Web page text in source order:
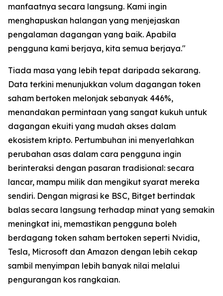
manfaatnya secara langsung. Kami ingin
menghapuskan halangan yang menjejaskan
pengalaman dagangan yang baik. Apabila
pengguna kami berjaya, kita semua berjaya."
Tiada masa yang lebih tepat daripada sekarang.
Data terkini menunjukkan volum dagangan token
saham bertoken melonjak sebanyak 446%,
menandakan permintaan yang sangat kukuh untuk
dagangan ekuiti yang mudah akses dalam
ekosistem kripto. Pertumbuhan ini menyerlahkan
perubahan asas dalam cara pengguna ingin
berinteraksi dengan pasaran tradisional: secara
lancar, mampu milik dan mengikut syarat mereka
sendiri. Dengan migrasi ke BSC, Bitget bertindak
balas secara langsung terhadap minat yang semakin
meningkat ini, memastikan pengguna boleh
berdagang token saham bertoken seperti Nvidia,
Tesla, Microsoft dan Amazon dengan lebih cekap
sambil menyimpan lebih banyak nilai melalui
pengurangan kos rangkaian.